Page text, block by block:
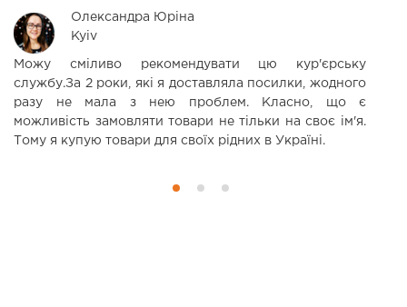
Олександра Юріна
Kyiv
Можу сміливо рекомендувати цю кур'єрську
службу.За 2 роки, які я доставляла посилки, жодного
разу не мала з нею проблем. Класно, що є
можливість замовляти товари не тільки на своє ім'я.
Тому я купую товари для своїх рідних в Україні.